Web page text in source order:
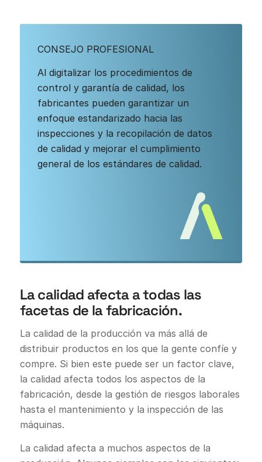
CONSEJO PROFESIONAL
Al digitalizar los procedimientos de
control y garantía de calidad, los
fabricantes pueden garantizar un
enfoque estandarizado hacia las
inspecciones y la recopilación de datos
de calidad y mejorar el cumplimiento
general de los estándares de calidad.
La calidad afecta a todas las
facetas de la fabricación.
La calidad de la producción va más allá de
distribuir productos en los que la gente confíe y
compre. Si bien este puede ser un factor clave,
la calidad afecta todos los aspectos de la
fabricación, desde la gestión de riesgos laborales
hasta el mantenimiento y la inspección de las
máquinas.
La calidad afecta a muchos aspectos de la